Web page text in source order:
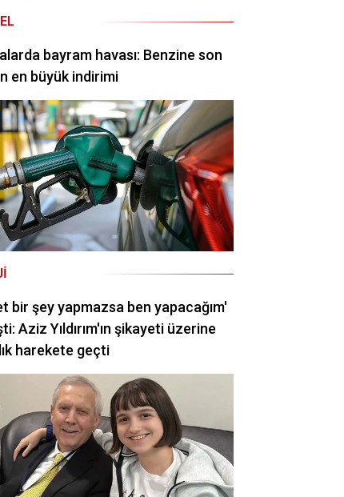
bayram havası: Benzine son
en büyük indirimi
bir şey yapmazsa ben yapacağım'
Aziz Yıldırım'ın şikayeti üzerine
harekete geçti